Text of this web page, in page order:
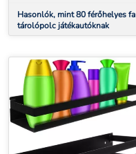
Hasonlók, mint 80 férőhelyes fa
tárolópolc játékautóknak